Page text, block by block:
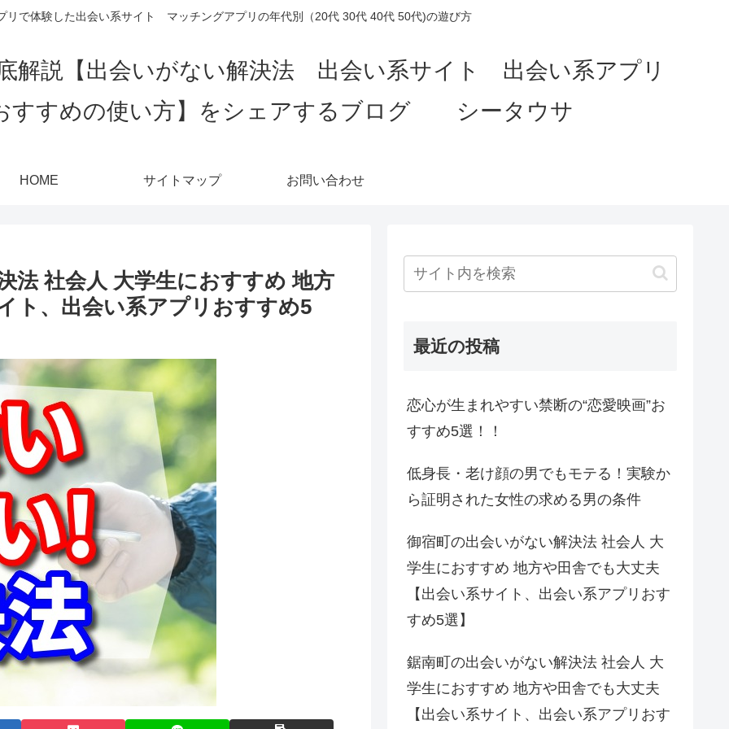
リで体験した出会い系サイト マッチングアプリの年代別（20代 30代 40代 50代)の遊び方
解説【出会いがない解決法 出会い系サイト 出会い系アプリ
すすめの使い方】をシェアするブログ シータウサ
HOME サイトマップ お問い合わせ
法 社会人 大学生におすすめ 地方
ト、出会い系アプリおすすめ5
最近の投稿
恋心が生まれやすい禁断の“恋愛映画”お
すすめ5選！！
低身長・老け顔の男でもモテる！実験か
ら証明された女性の求める男の条件
御宿町の出会いがない解決法 社会人 大
学生におすすめ 地方や田舎でも大丈夫
【出会い系サイト、出会い系アプリおす
すめ5選】
鋸南町の出会いがない解決法 社会人 大
学生におすすめ 地方や田舎でも大丈夫
【出会い系サイト、出会い系アプリおす